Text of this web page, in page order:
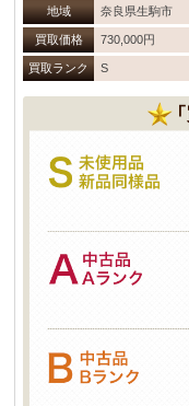
地域 奈良県生駒市
買取価格 730,000円
買取ランク S